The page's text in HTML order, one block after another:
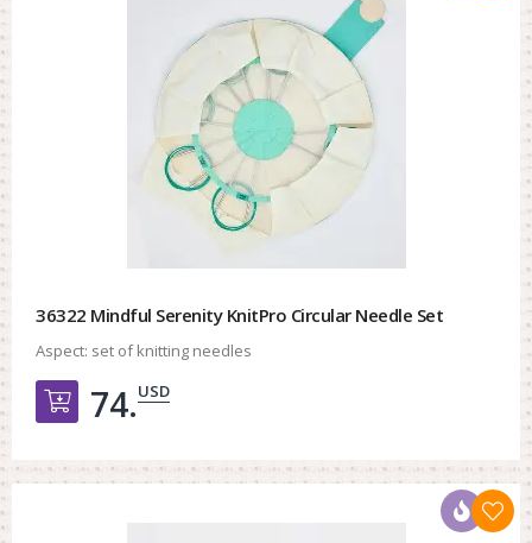
36322 Mindful Serenity KnitPro Circular Needle Set
Aspect: set of knitting needles
Добавить в корзину
74.USD